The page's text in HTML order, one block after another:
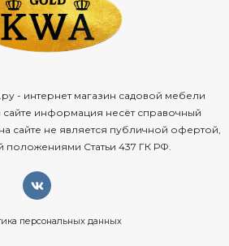
- интернет магазин садовой мебели
сайте информация несёт справочный
сайте не является публичной офертой,
Статьи 437 ГК РФ.
персональных данных